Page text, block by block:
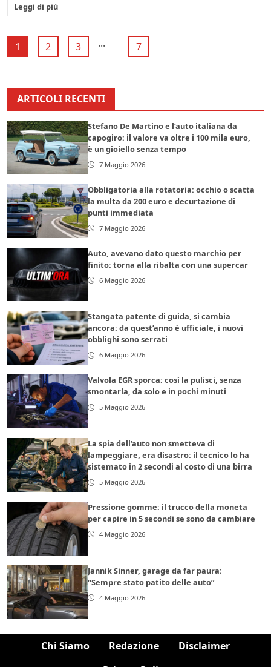
Leggi di più
1 2 3 ... 7
ARTICOLI RECENTI
Stefano De Martino e l’auto italiana da
capogiro: il valore va oltre i 100 mila euro,
è un gioiello senza tempo
7 Maggio 2026
Obbligatoria alla rotatoria: occhio o scatta
la multa da 200 euro e decurtazione di
punti immediata
7 Maggio 2026
Auto, avevano dato questo marchio per
finito: torna alla ribalta con una supercar
6 Maggio 2026
Stangata patente di guida, si cambia
ancora: da quest’anno è ufficiale, i nuovi
obblighi sono serrati
6 Maggio 2026
Valvola EGR sporca: così la pulisci, senza
smontarla, da solo e in pochi minuti
5 Maggio 2026
La spia dell’auto non smetteva di
lampeggiare, era disastro: il tecnico lo ha
sistemato in 2 secondi al costo di una birra
5 Maggio 2026
Pressione gomme: il trucco della moneta
per capire in 5 secondi se sono da cambiare
4 Maggio 2026
Jannik Sinner, garage da far paura:
“Sempre stato patito delle auto”
4 Maggio 2026
Chi Siamo Redazione
Disclaimer